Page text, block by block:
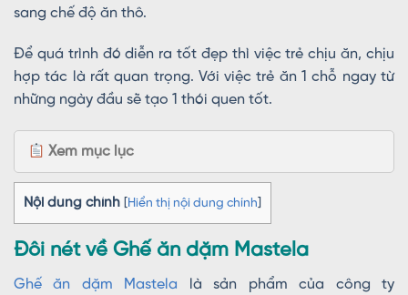
sang chế độ ăn thô.
Để quá trình đó diễn ra tốt đẹp thì việc trẻ chịu ăn, chịu
hợp tác là rất quan trọng. Với việc trẻ ăn 1 chỗ ngay từ
những ngày đầu sẽ tạo 1 thói quen tốt.
Xem mục lục
Nội dung chính Hiển thị nội dung chính
Đôi nét về Ghế ăn dặm Mastela
Ghế ăn dặm Mastela là sản phẩm của công ty